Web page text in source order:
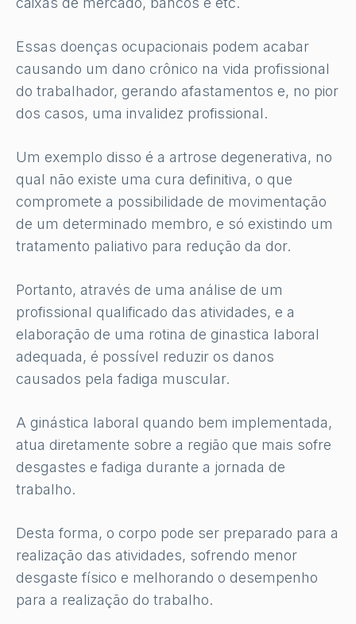
Essas doenças ocupacionais podem acabar
causando um dano crônico na vida profissional
do trabalhador, gerando afastamentos e, no pior
dos casos, uma invalidez profissional.
Um exemplo disso é a artrose degenerativa, no
qual não existe uma cura definitiva, o que
compromete a possibilidade de movimentação
de um determinado membro, e só existindo um
tratamento paliativo para redução da dor.
Portanto, através de uma análise de um
profissional qualificado das atividades, e a
elaboração de uma rotina de ginastica laboral
adequada, é possível reduzir os danos
causados pela fadiga muscular.
A ginástica laboral quando bem implementada,
atua diretamente sobre a região que mais sofre
desgastes e fadiga durante a jornada de
trabalho.
Desta forma, o corpo pode ser preparado para a
realização das atividades, sofrendo menor
desgaste físico e melhorando o desempenho
para a realização do trabalho.